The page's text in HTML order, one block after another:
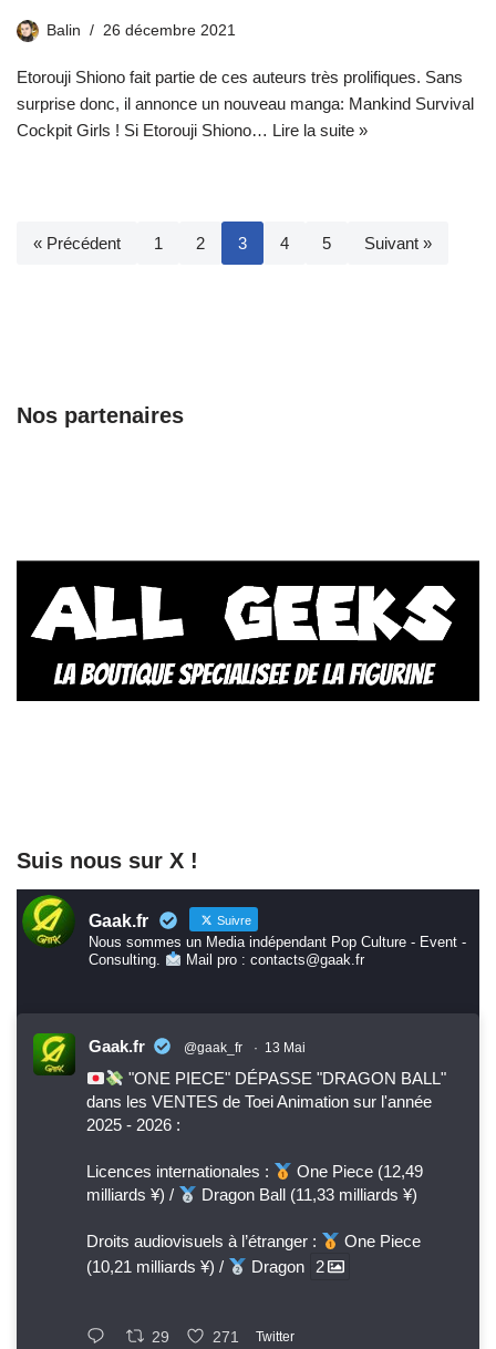
Balin 26 décembre 2021
Etorouji Shiono fait partie de ces auteurs très prolifiques. Sans
surprise donc, il annonce un nouveau manga: Mankind Survival
Cockpit Girls ! Si Etorouji Shiono… Lire la suite »
« Précédent 1 2 3 4 5 Suivant »
Nos partenaires
Suis nous sur X !
Gaak.fr Suivre
Nous sommes un Media indépendant Pop Culture - Event -
Consulting.
Mail pro : contacts@gaak.fr
Gaak.fr @gaak_fr · 13 Mai
"ONE PIECE" DÉPASSE "DRAGON BALL"
dans les VENTES de Toei Animation sur l'année
2025 - 2026 :
Licences internationales :
One Piece (12,49
milliards ¥) /
Dragon Ball (11,33 milliards ¥)
Droits audiovisuels à l’étranger :
One Piece
(10,21 milliards ¥) /
Dragon 2
29 271 Twitter